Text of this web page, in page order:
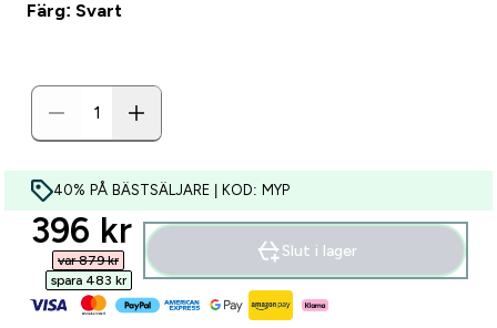
Färg: Svart
40% PÅ BÄSTSÄLJARE | KOD: MYP
discounted price
396 kr‎
var 879 kr‎
spara 483 kr‎
Slut i lager